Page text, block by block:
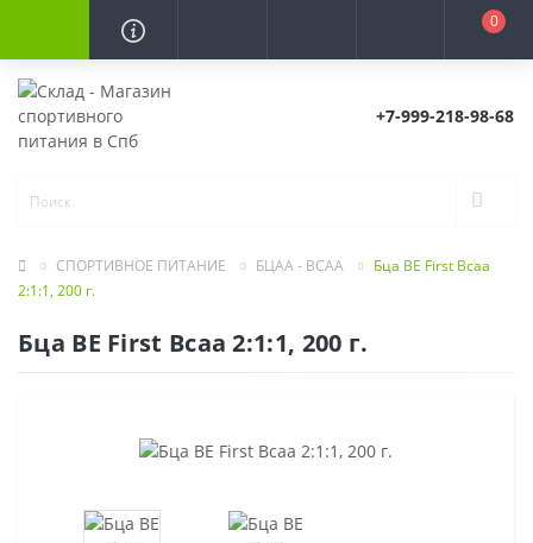
0
+7-999-218-98-68
СПОРТИВНОЕ ПИТАНИЕ БЦАА - BCAA
Бца BE First Bcaa
2:1:1, 200 г.
Бца BE First Bcaa 2:1:1, 200 г.